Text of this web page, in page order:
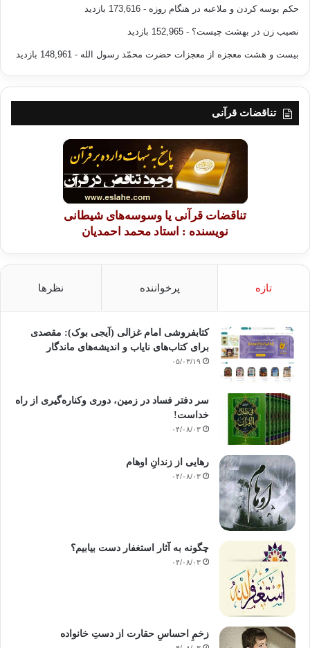
حکم بوسه کردن و ملاعبه در هنگام روزه - 173,616 بازدید
نصیب زن در بهشت چیست؟ - 152,965 بازدید
بیست و هشت معجزه از معجزات حضرت محمّد رسول الله - 148,961 بازدید
تناقضات قرآنی
تناقضات قرآنی یا وسوسه‌های شیطانی
نویسنده : استاد محمد احمدیان
تازه پرخواننده نظرها
کتابفروشی امام غزالی (آیجی بوک): مقصدی
برای کتاب‌های نایاب و اندیشه‌های ماندگار
۰۵/۰۳/۱۹
سر دفتر فساد در زمین‌، دوری وکناره‌گیری از راه
خداست‌!
۰۴/۰۸/۰۳
رهایی از زندانِ اوهام
۰۴/۰۸/۰۳
چگونه به آثار استغفار دست بیابیم؟
۰۴/۰۸/۰۳
زخمِ احساسِ حقارت از دستِ خانواده